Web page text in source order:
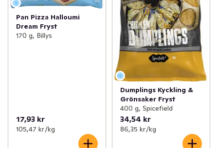
Pan Pizza Halloumi
Dream Fryst
170 g, Billys
17,93 kr
105,47 kr /kg
Dumplings Kyckling &
Grönsaker Fryst
400 g, Spicefield
34,54 kr
86,35 kr /kg